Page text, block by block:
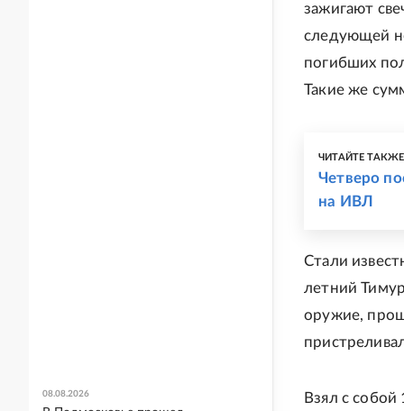
зажигают
следующей
погибших
Такие же
ЧИТАЙТЕ ТАКЖЕ
Четверо
на ИВЛ
Стали
летний
оружие,
Взял с
08.08.2026